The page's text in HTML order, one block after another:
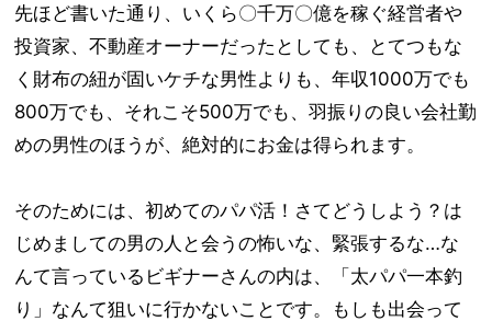
先ほど書いた通り、いくら〇千万〇億を稼ぐ経営者や
投資家、不動産オーナーだったとしても、とてつもな
く財布の紐が固いケチな男性よりも、年収1000万でも
800万でも、それこそ500万でも、羽振りの良い会社勤
めの男性のほうが、絶対的にお金は得られます。
そのためには、初めてのパパ活！さてどうしよう？は
じめましての男の人と会うの怖いな、緊張するな…な
んて言っているビギナーさんの内は、「太パパ一本釣
り」なんて狙いに行かないことです。もしも出会って